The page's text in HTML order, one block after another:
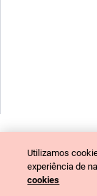
Utilizamos
experiência de
cookies